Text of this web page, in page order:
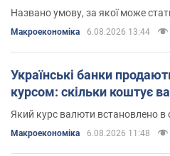
Названо умову, за якої може
Mакроекономіка 6.08.2026 13:44
Українські банки
курсом: скільки коштує
Який курс валюти встановлено в
Mакроекономіка 6.08.2026 11:48